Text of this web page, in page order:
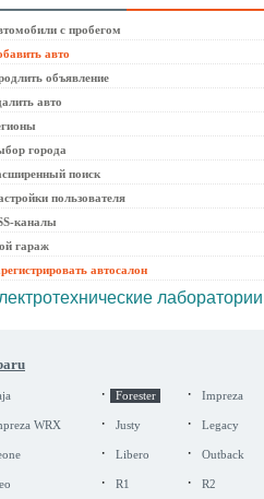
с пробегом
авто
объявление
авто
города
поиск
пользователя
каналы
гараж
автосалон
лаборатории
· Forester · Impreza
WRX · Justy · Legacy
· Libero · Outback
· R1 · R2